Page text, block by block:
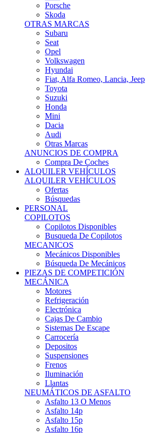
Skoda
OTRAS MARCAS
Subaru
Seat
Opel
Volkswagen
Hyundai
Fiat, Alfa Romeo, Lancia, Jeep
Toyota
Suzuki
Honda
Mini
Dacia
Audi
Otras Marcas
ANUNCIOS DE COMPRA
Compra De Coches
ALQUILER VEHÍCULOS
ALQUILER VEHÍCULOS
Ofertas
Búsquedas
PERSONAL
COPILOTOS
Copilotos Disponibles
Busqueda De Copilotos
MECANICOS
Mecánicos Disponibles
Búsqueda De Mecánicos
PIEZAS DE COMPETICIÓN
MECÁNICA
Motores
Refrigeración
Electrónica
Cajas De Cambio
Sistemas De Escape
Carrocería
Depositos
Suspensiones
Frenos
Iluminación
Llantas
NEUMÁTICOS DE ASFALTO
Asfalto 13 O Menos
Asfalto 14p
Asfalto 15p
Asfalto 16p
Asfalto 17p